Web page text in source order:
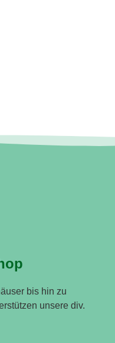
bis hin zu
unsere div.